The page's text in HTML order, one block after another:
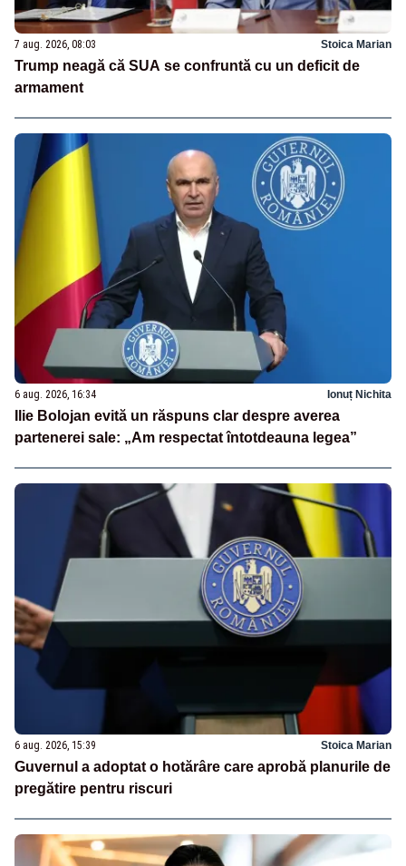
7 aug. 2026, 08:03 Stoica Marian
Trump neagă că SUA se confruntă cu un deficit de
armament
6 aug. 2026, 16:34 Ionuț Nichita
Ilie Bolojan evită un răspuns clar despre averea
partenerei sale: „Am respectat întotdeauna legea”
6 aug. 2026, 15:39 Stoica Marian
Guvernul a adoptat o hotărâre care aprobă planurile de
pregătire pentru riscuri